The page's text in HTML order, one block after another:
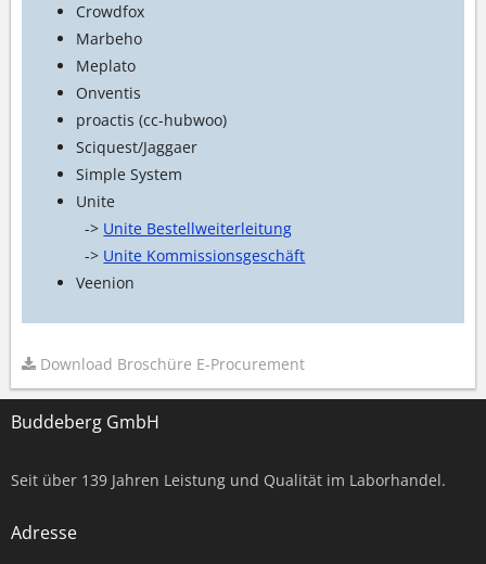
Crowdfox
Marbeho
Meplato
Onventis
proactis (cc-hubwoo)
Sciquest/Jaggaer
Simple System
Unite
-> Unite Bestellweiterleitung
-> Unite Kommissionsgeschäft
Veenion
Download Broschüre E-Procurement
Buddeberg GmbH
Seit über 139 Jahren Leistung und Qualität im Laborhandel.
Adresse